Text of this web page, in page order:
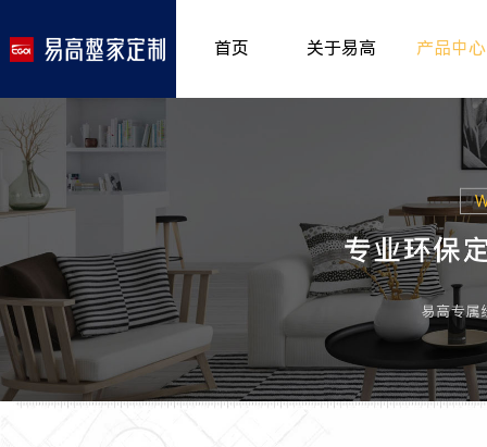
首页 关于易高
>
专卖形象 >
产品中心
室内非
儿童房
厨房空
餐厅空
客厅空
卧室空
木门系